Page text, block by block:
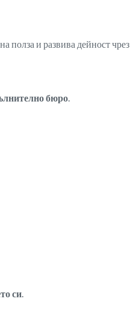
полза и развива дейност чрез
бюро.
си.